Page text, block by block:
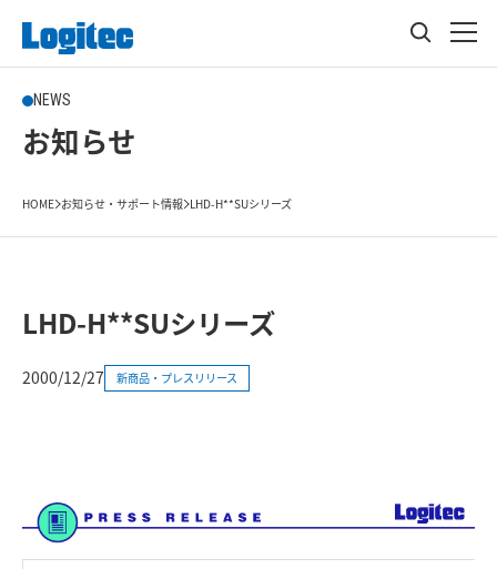
NEWS
お知らせ
HOME お知らせ・サポート情報 LHD-H**SUシリーズ
LHD-H**SUシリーズ
2000/12/27 新商品・プレスリリース